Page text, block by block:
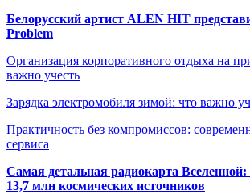
Белорусский артист ALEN HIT
Problem
Организация корпоративного отдыха на
важно учесть
Зарядка электромобиля зимой: что важно
Практичность без компромиссов:
сервиса
Самая детальная радиокарта
13,7 млн космических источников